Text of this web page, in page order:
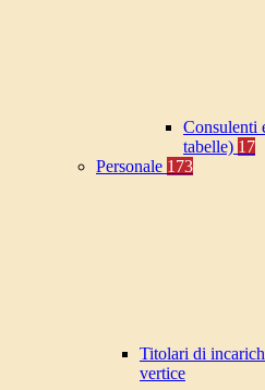
Consulenti
tabelle) 17
Personale 173
Titolari di
vertice